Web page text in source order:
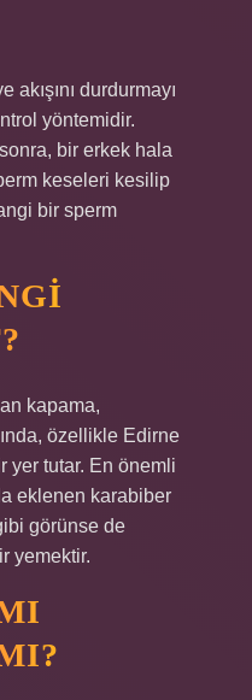
durdurmayı
yöntemidir.
bir erkek hala
keseleri kesilip
bir sperm
kapama,
özellikle Edirne
yer tutar. En önemli
eklenen karabiber
görünse de
yemektir.